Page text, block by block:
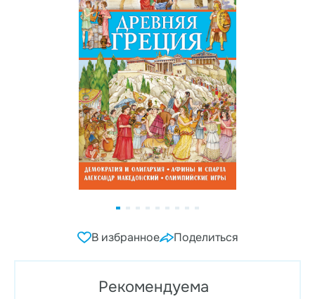
В избранное Поделиться
Рекомендуема